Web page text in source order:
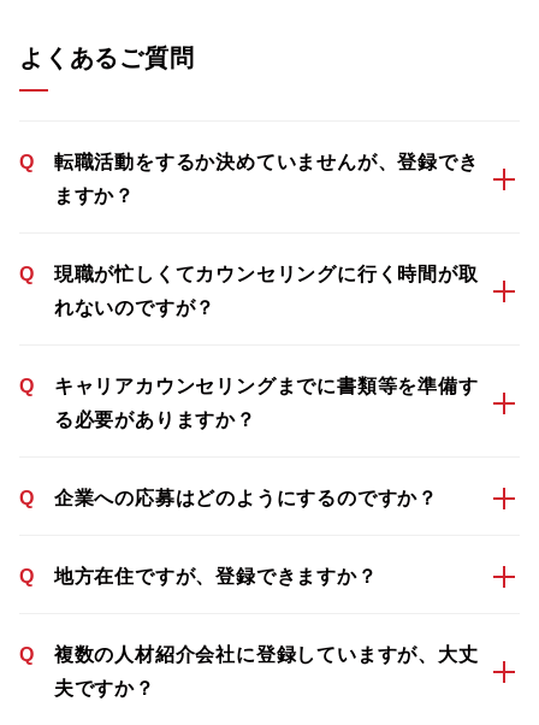
よくあるご質問
Q
転職活動をするか決めていませんが、登録でき
ますか？
Q
現職が忙しくてカウンセリングに行く時間が取
れないのですが？
Q
キャリアカウンセリングまでに書類等を準備す
る必要がありますか？
Q 企業への応募はどのようにするのですか？
Q 地方在住ですが、登録できますか？
Q
複数の人材紹介会社に登録していますが、大丈
夫ですか？